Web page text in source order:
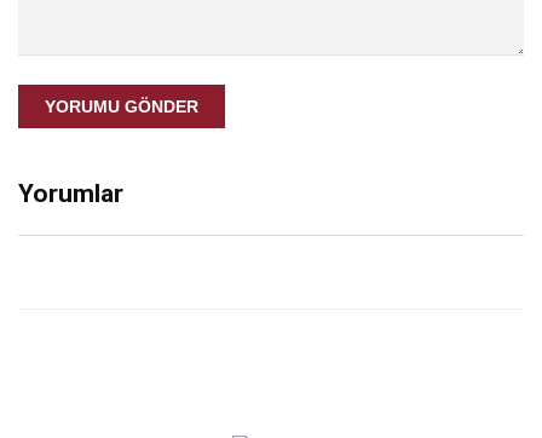
YORUMU GÖNDER
Yorumlar